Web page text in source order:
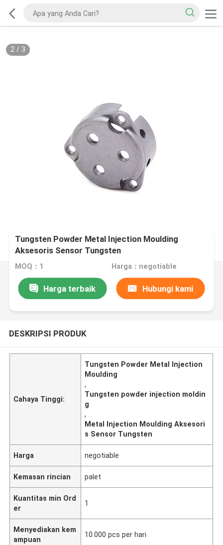
2/ 3
Tungsten Powder Metal Injection Moulding
Aksesoris Sensor Tungsten
MOQ：1 Harga：negotiable
Harga terbaik Hubungi kami
DESKRIPSI PRODUK
Cahaya Tinggi:
Tungsten Powder Metal Injection
Moulding
,
Tungsten powder injection moldin
g
,
Metal Injection Moulding Aksesori
s Sensor Tungsten
Harga negotiable
Kemasan rincian palet
Kuantitas min Ord
er
1
Menyediakan kem
ampuan
10.000 pcs per hari